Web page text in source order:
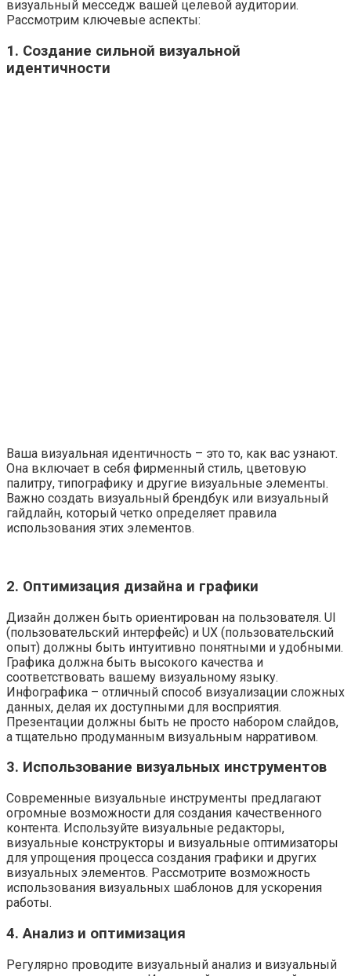
визуальный месседж вашей целевой аудитории.
Рассмотрим ключевые аспекты:
1. Создание сильной визуальной
идентичности
Ваша визуальная идентичность – это то, как вас узнают.
Она включает в себя фирменный стиль, цветовую
палитру, типографику и другие визуальные элементы.
Важно создать визуальный брендбук или визуальный
гайдлайн, который четко определяет правила
использования этих элементов.
2. Оптимизация дизайна и графики
Дизайн должен быть ориентирован на пользователя. UI
(пользовательский интерфейс) и UX (пользовательский
опыт) должны быть интуитивно понятными и удобными.
Графика должна быть высокого качества и
соответствовать вашему визуальному языку.
Инфографика – отличный способ визуализации сложных
данных, делая их доступными для восприятия.
Презентации должны быть не просто набором слайдов,
а тщательно продуманным визуальным нарративом.
3. Использование визуальных инструментов
Современные визуальные инструменты предлагают
огромные возможности для создания качественного
контента. Используйте визуальные редакторы,
визуальные конструкторы и визуальные оптимизаторы
для упрощения процесса создания графики и других
визуальных элементов. Рассмотрите возможность
использования визуальных шаблонов для ускорения
работы.
4. Анализ и оптимизация
Регулярно проводите визуальный анализ и визуальный